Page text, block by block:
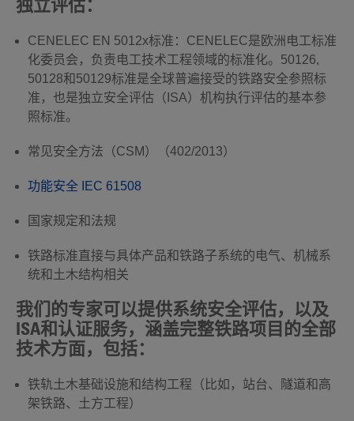
独立评估：
CENELEC EN 5012x标准：CENELEC是欧洲电工标准
化委员会，负责电工技术工程领域的标准化。50126,
50128和50129标准是全球普遍接受的铁路安全参照标
准，也是独立安全评估（ISA）机构执行评估的基本参
照标准。
常见安全方法（CSM）（402/2013）
功能安全 IEC 61508
国家规定和法规
铁路标准直接与具体产品和铁路子系统的电气、机械系
统和土木结构相关
我们的专家可以提供系统安全评估，以及
ISA和认证服务，涵盖完整铁路项目的全部
技术方面，包括：
铁轨土木基础设施和结构工程（比如，站台、隧道和高
架铁路、土方工程）